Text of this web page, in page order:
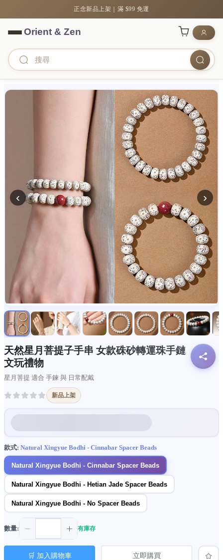
正念新品上架｜滿 $99 免運
‹ ›
天然星月菩提子手串 女款硃砂轉運珠手鏈
文玩禮物
星月菩提 適合 手鍊 與 日常配戴
新品上架
款式: Natural Xingyue Bodhi - Cinnabar Spacer Beads
Natural Xingyue Bodhi - Cinnabar Spacer Beads
Natural Xingyue Bodhi - Hetian Jade Spacer Beads
Natural Xingyue Bodhi - No Spacer Beads
數量: 有庫存
🛒 加入購物車 立即購買